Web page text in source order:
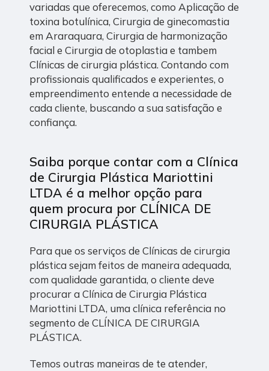
variadas que oferecemos, como Aplicação de
toxina botulínica, Cirurgia de ginecomastia
em Araraquara, Cirurgia de harmonização
facial e Cirurgia de otoplastia e tambem
Clínicas de cirurgia plástica. Contando com
profissionais qualificados e experientes, o
empreendimento entende a necessidade de
cada cliente, buscando a sua satisfação e
confiança.
Saiba porque contar com a Clínica
de Cirurgia Plástica Mariottini
LTDA é a melhor opção para
quem procura por CLÍNICA DE
CIRURGIA PLÁSTICA
Para que os serviços de Clínicas de cirurgia
plástica sejam feitos de maneira adequada,
com qualidade garantida, o cliente deve
procurar a Clínica de Cirurgia Plástica
Mariottini LTDA, uma clínica referência no
segmento de CLÍNICA DE CIRURGIA
PLÁSTICA.
Temos outras maneiras de te atender,